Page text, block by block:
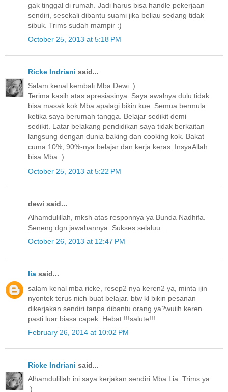
gak tinggal di rumah. Jadi harus bisa handle pekerjaan
sendiri, sesekali dibantu suami jika beliau sedang tidak
sibuk. Trims sudah mampir :)
October 25, 2013 at 5:18 PM
Ricke Indriani said...
Salam kenal kembali Mba Dewi :)
Terima kasih atas apresiasinya. Saya awalnya dulu tidak
bisa masak kok Mba apalagi bikin kue. Semua bermula
ketika saya berumah tangga. Belajar sedikit demi
sedikit. Latar belakang pendidikan saya tidak berkaitan
langsung dengan dunia baking dan cooking kok. Bakat
cuma 10%, 90%-nya belajar dan kerja keras. InsyaAllah
bisa Mba :)
October 25, 2013 at 5:22 PM
dewi said...
Alhamdulillah, mksh atas responnya ya Bunda Nadhifa.
Seneng dgn jawabannya. Sukses selaluu...
October 26, 2013 at 12:47 PM
lia said...
salam kenal mba ricke, resep2 nya keren2 ya, minta ijin
nyontek terus nich buat belajar. btw kl bikin pesanan
dikerjakan sendiri tanpa dibantu orang ya?wuiih keren
pasti luar biasa capek. Hebat !!!salute!!!
February 26, 2014 at 10:02 PM
Ricke Indriani said...
Alhamdulillah ini saya kerjakan sendiri Mba Lia. Trims ya
:)